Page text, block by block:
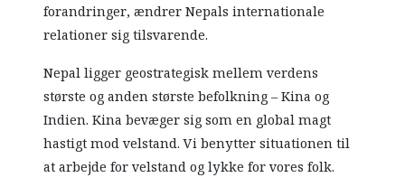
forandringer, ændrer Nepals internationale
relationer sig tilsvarende.
Nepal ligger geostrategisk mellem verdens
største og anden største befolkning – Kina og
Indien. Kina bevæger sig som en global magt
hastigt mod velstand. Vi benytter situationen til
at arbejde for velstand og lykke for vores folk.